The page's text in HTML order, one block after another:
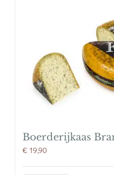
Boerderijkaas
€ 19,90